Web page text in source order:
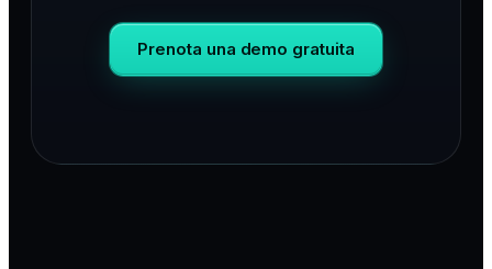
Prenota una demo gratuita